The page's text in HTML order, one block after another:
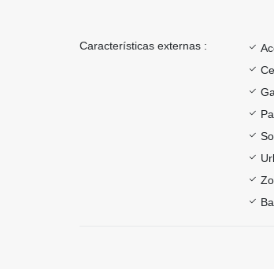
Características externas :